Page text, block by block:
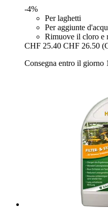
-4%
Per laghetti
Per aggiunte
Rimuove il cloro e
CHF 25.40 CHF 26.50
Consegna entro il giorno